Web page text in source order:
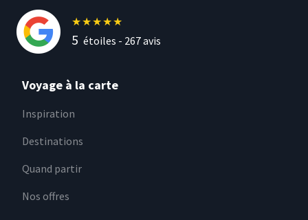
★★★★★
5 étoiles - 267avis
Voyage à la carte
Inspiration
Destinations
Quand partir
Nos offres